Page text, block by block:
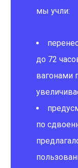
мы учли:
до 72
вагонами
по